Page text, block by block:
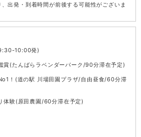
出発・到着時間が前後する可能性がございま
10:00発)
賞(たんばらラベンダーパーク/90分滞在予定)
！(道の駅 川場田園プラザ/自由昼食/60分滞
体験(原田農園/60分滞在予定)